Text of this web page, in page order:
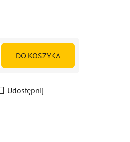
DO KOSZYKA
Udostępnij